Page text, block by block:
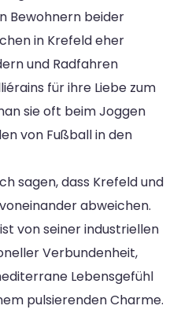
Bewohnern beider
in Krefeld eher
und Radfahren
für ihre Liebe zum
sie oft beim Joggen
von Fußball in den
sagen, dass Krefeld und
abweichen.
von seiner industriellen
Verbundenheit,
Lebensgefühl
pulsierenden Charme.